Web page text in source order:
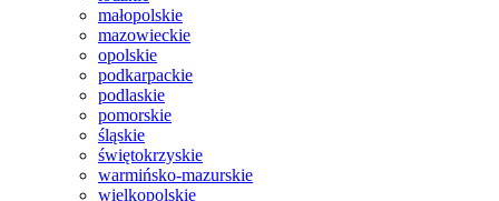
małopolskie
mazowieckie
opolskie
podkarpackie
podlaskie
pomorskie
śląskie
świętokrzyskie
warmińsko-mazurskie
wielkopolskie